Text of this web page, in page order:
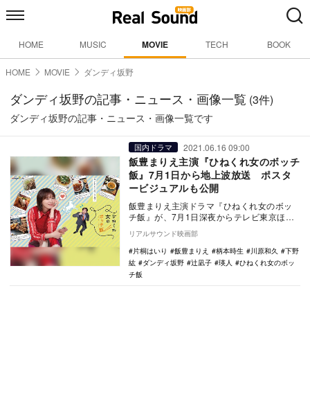
HOME MUSIC MOVIE TECH BOOK
HOME MOVIE ダンディ坂野
ダンディ坂野の記事・ニュース・画像一覧 (3件)
ダンディ坂野の記事・ニュース・画像一覧です
国内ドラマ 2021.06.16 09:00
飯豊まりえ主演『ひねくれ女のボッチ
飯』7月1日から地上波放送 ポスタ
ービジュアルも公開
飯豊まりえ主演ドラマ『ひねくれ女のボッ
チ飯』が、7月1日深夜からテレビ東京ほか
にて地上波放送されることが決定。あわせ
てポスタービ…
リアルサウンド映画部
片桐はいり
飯豊まりえ 柄本時生 川原和久
下野
紘
ダンディ坂野 辻凪子 瑛人
ひねくれ女のボッ
チ飯